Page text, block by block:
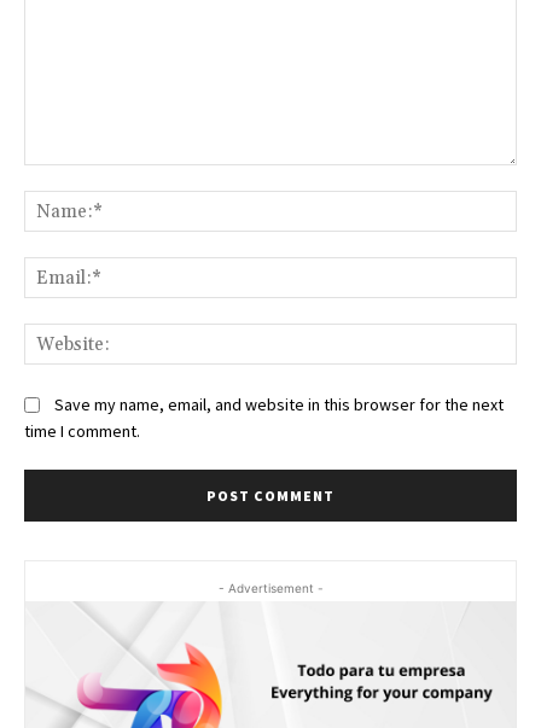
Save my name, email, and website in this browser for the next
time I comment.
- Advertisement -